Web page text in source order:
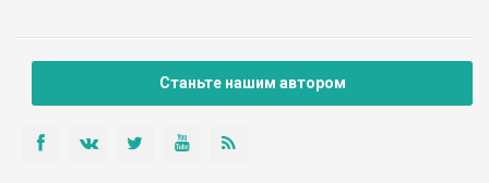
Станьте нашим автором